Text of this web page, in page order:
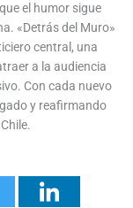
el humor sigue
«Detrás del Muro»
central, una
a la audiencia
Con cada nuevo
y reafirmando